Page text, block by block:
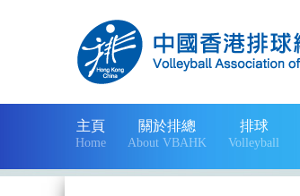
主頁
Home
關於排總
About VBAHK
排球
Volleyball